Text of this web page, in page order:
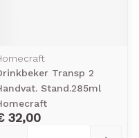
Transp 2
Stand.285ml
32,00